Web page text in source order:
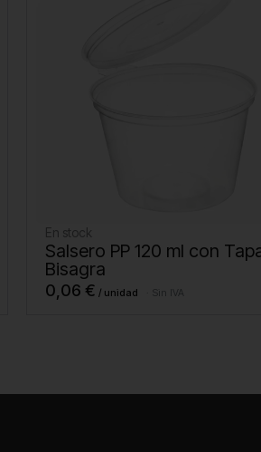
En stock
Salsero PP 120 ml con
Bisagra
0,06 € Sin IVA